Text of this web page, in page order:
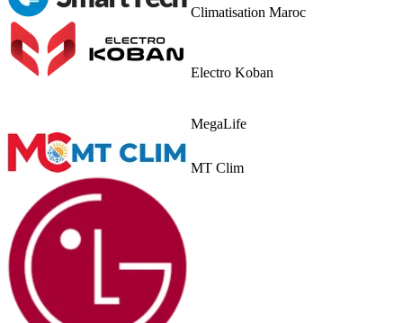
Climatisation Maroc
Electro Koban
MegaLife
MT Clim